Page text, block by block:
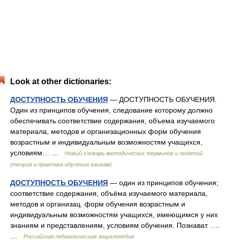
Look at other dictionaries:
ДОСТУПНОСТЬ ОБУЧЕНИЯ — ДОСТУПНОСТЬ ОБУЧЕНИЯ.
Один из принципов обучения, следование которому должно
обеспечивать соответствие содержания, объема изучаемого
материала, методов и организационных форм обучения
возрастным и индивидуальным возможностям учащихся,
условиям… …
Новый словарь методических терминов и понятий
(теория и практика обучения языкам)
ДОСТУПНОСТЬ ОБУЧЕНИЯ — один из принципов обучения;
соответствие содержания, объёма изучаемого материала,
методов и организац. форм обучения возрастным и
индивидуальным возможностям учащихся, имеющимся у них
знаниям и представлениям, условиям обучения. Познават. .…
Российская педагогическая энциклопедия